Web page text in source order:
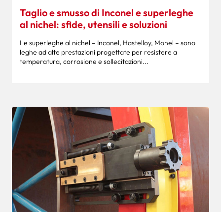
Taglio e smusso di Inconel e superleghe
al nichel: sfide, utensili e soluzioni
Le superleghe al nichel – Inconel, Hastelloy, Monel – sono
leghe ad alte prestazioni progettate per resistere a
temperatura, corrosione e sollecitazioni...